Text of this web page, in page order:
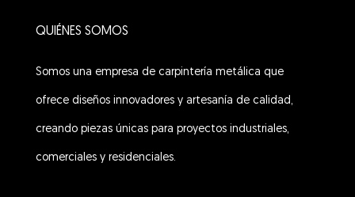
QUIÉNES SOMOS
Somos una empresa de carpintería metálica que
ofrece diseños innovadores y artesanía de calidad,
creando piezas únicas para proyectos industriales,
comerciales y residenciales.